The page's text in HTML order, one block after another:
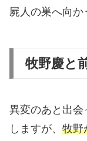
屍人の巣へ向か
牧野慶と
異変のあと出会
しますが、 牧野